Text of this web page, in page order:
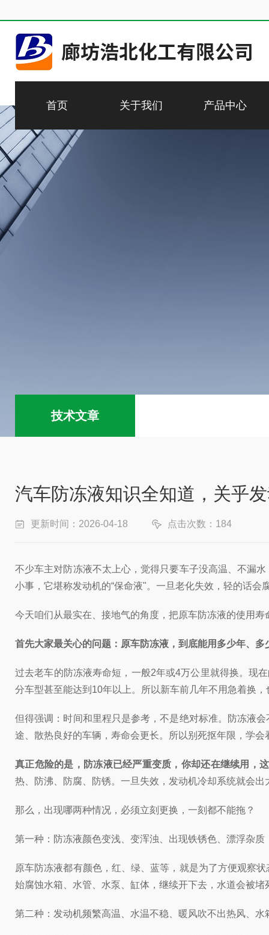
首页 关于我们 产品中心
技术文章
汽车防冻液知识全知道，关乎
更新时间：2026-04-18 点击次数：184
不少车主对防冻液不太上心，觉得只要车子没高温、不漏
小事，它堪称发动机的“保命液"。一旦老化失效，轻的话
今天咱们从最实在、接地气的角度，把原车防冻液的使用
首先大家最关心的问题：原车防冻液，到底能用多少年、多
过去老车的防冻液寿命短，一般2年或4万公里就得换。现
分车型甚至能达到10年以上。所以新车前几年不用急着换
但得强调：时间和里程只是参考，不是绝对标准。防冻液
途、散热良好的车辆，寿命会更长。所以别死抠年限，学
真正危险的是，防冻液已经严重变质，你却还在继续用，
热、防沸、防腐、防锈。一旦失效，发动机冷却系统就会出
那么，出现哪两种情况，必须立刻更换，一刻都不能拖？
第一种：防冻液颜色变浅、变浑浊、出现铁锈色、漂浮杂质
原车防冻液都有颜色，红、绿、蓝等，就是为了方便观察
始腐蚀水箱、水管、水泵、缸体，继续开下去，水道会被
第二种：发动机频繁高温、水温不稳、暖风吹不出热风、水